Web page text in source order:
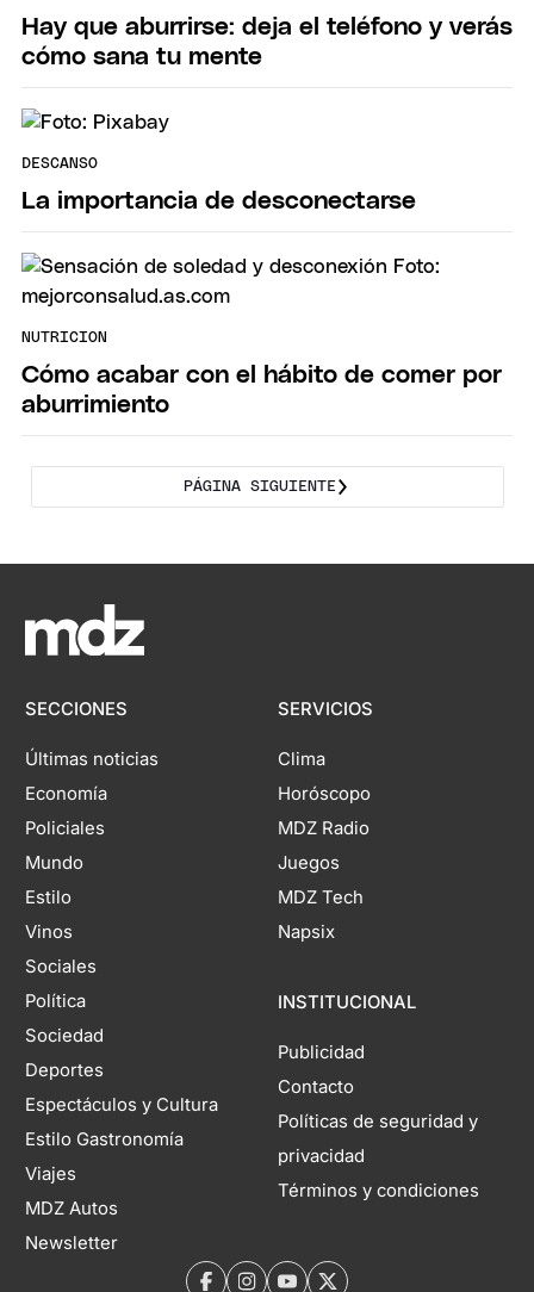
Hay que aburrirse: deja el teléfono y verás
cómo sana tu mente
DESCANSO
La importancia de desconectarse
NUTRICION
Cómo acabar con el hábito de comer por
aburrimiento
PÁGINA SIGUIENTE
SECCIONES
Últimas noticias
Economía
Policiales
Mundo
Estilo
Vinos
Sociales
Política
Sociedad
Deportes
Espectáculos y Cultura
Estilo Gastronomía
Viajes
MDZ Autos
Newsletter
SERVICIOS
Clima
Horóscopo
MDZ Radio
Juegos
MDZ Tech
Napsix
INSTITUCIONAL
Publicidad
Contacto
Políticas de seguridad y
privacidad
Términos y condiciones